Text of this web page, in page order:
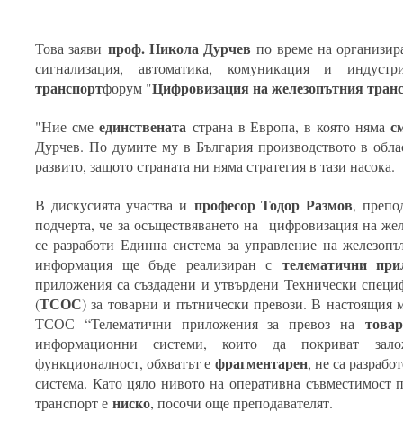
Това заяви проф. Никола Дурчев по време на
сигнализация, автоматика, комуникация и
транспортфорум "Цифровизация на железопътния
"Ние смеединствената страна в Европа, в която няма
Дурчев. По думите му в България производството в
развито, защото страната ни няма стратегия в тази насока.
В дискусията участва и професор Тодор Размов,
подчерта, че за осъществяването на цифровизация на
се разработи Единна система за управление на
информация ще бъде реализиран с телематични
приложения са създадени и утвърдени Технически
(ТСОС) за товарни и пътнически превози. В настоящия
ТСОС “Телематични приложения за превоз на
информационни системи, които да покриват
функционалност, обхватът е фрагментарен, не са
система. Като цяло нивото на оперативна съвместимост
транспорт е ниско, посочи още преподавателят.